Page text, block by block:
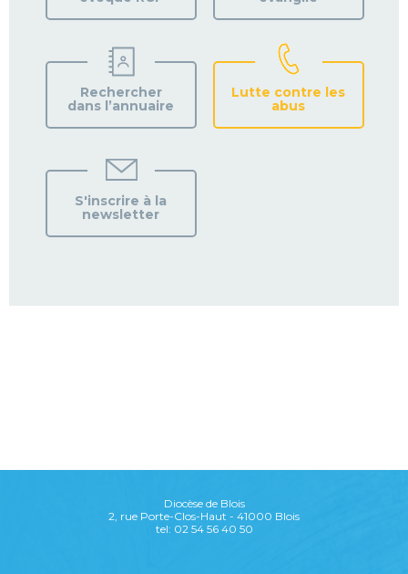
Rechercher
dans l’annuaire
Lutte contre les
abus
S'inscrire à la
newsletter
Diocèse de Blois
2, rue Porte-Clos-Haut - 41000 Blois
tel: 02 54 56 40 50